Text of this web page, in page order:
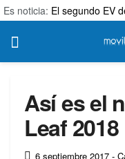
Es noticia: El segundo EV
Así es el
Leaf 2018
6 septiembre 2017 -